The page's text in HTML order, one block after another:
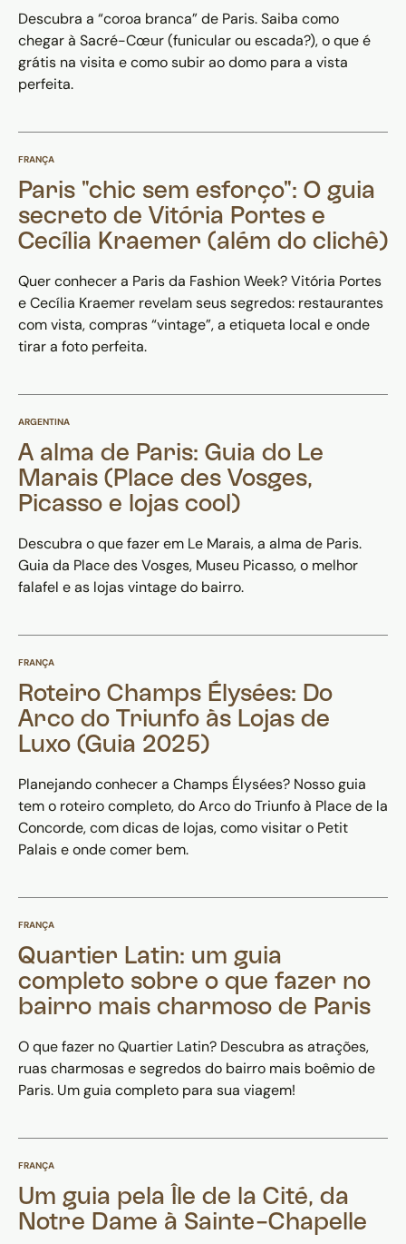
Descubra a “coroa branca” de Paris. Saiba como
chegar à Sacré-Cœur (funicular ou escada?), o que é
grátis na visita e como subir ao domo para a vista
perfeita.
FRANÇA
Paris "chic sem esforço": O guia
secreto de Vitória Portes e
Cecília Kraemer (além do clichê)
Quer conhecer a Paris da Fashion Week? Vitória Portes
e Cecília Kraemer revelam seus segredos: restaurantes
com vista, compras “vintage”, a etiqueta local e onde
tirar a foto perfeita.
ARGENTINA
A alma de Paris: Guia do Le
Marais (Place des Vosges,
Picasso e lojas cool)
Descubra o que fazer em Le Marais, a alma de Paris.
Guia da Place des Vosges, Museu Picasso, o melhor
falafel e as lojas vintage do bairro.
FRANÇA
Roteiro Champs Élysées: Do
Arco do Triunfo às Lojas de
Luxo (Guia 2025)
Planejando conhecer a Champs Élysées? Nosso guia
tem o roteiro completo, do Arco do Triunfo à Place de la
Concorde, com dicas de lojas, como visitar o Petit
Palais e onde comer bem.
FRANÇA
Quartier Latin: um guia
completo sobre o que fazer no
bairro mais charmoso de Paris
O que fazer no Quartier Latin? Descubra as atrações,
ruas charmosas e segredos do bairro mais boêmio de
Paris. Um guia completo para sua viagem!
FRANÇA
Um guia pela Île de la Cité, da
Notre Dame à Sainte-Chapelle